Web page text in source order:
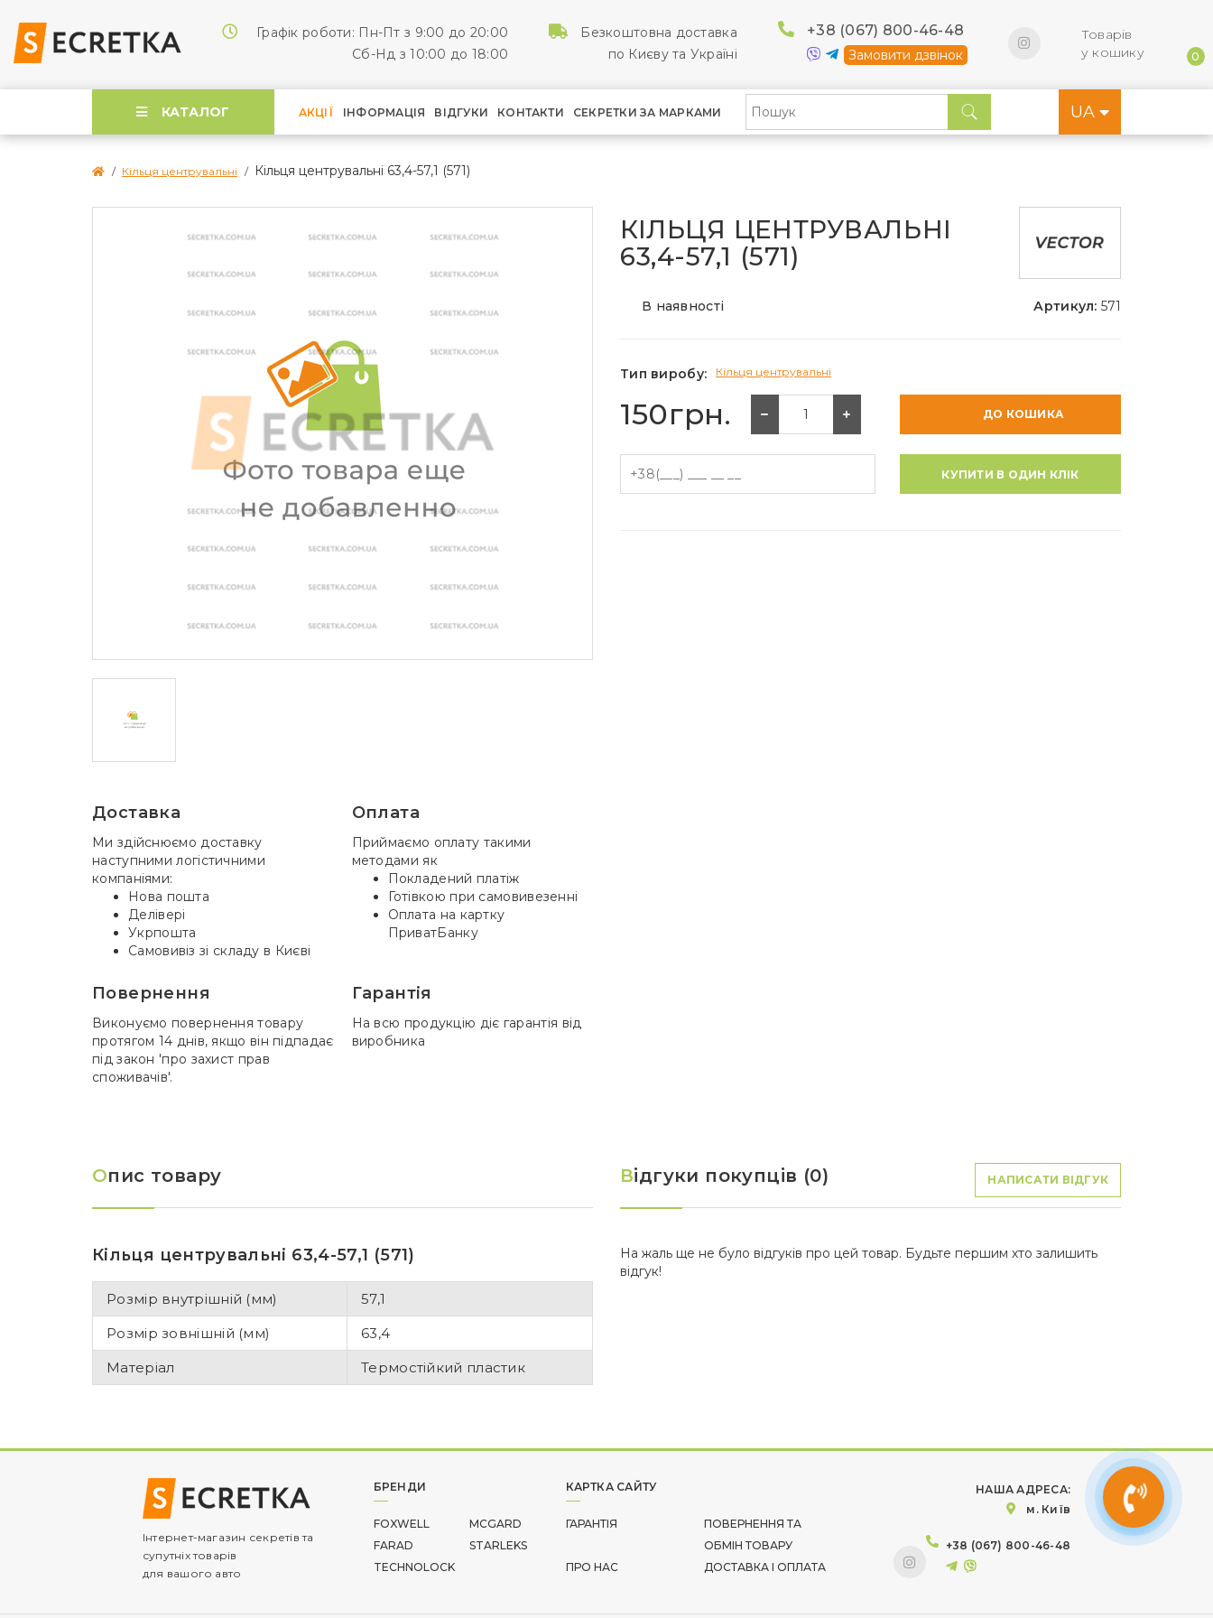
Графік роботи: Пн-Пт з 9:00 до 20:00
Cб-Нд з 10:00 до 18:00
Безкоштовна доставка
по Києву та Україні
+38 (067) 800-46-48
Замовити дзвінок
Товарів
у кошику
0
КАТАЛОГ АКЦІЇ ІНФОРМАЦІЯ ВІДГУКИ КОНТАКТИ СЕКРЕТКИ ЗА МАРКАМИ UA
Кільця центрувальні Кільця центрувальні 63,4-57,1 (571)
Доставка
Ми здійснюємо доставку
наступними логістичними
компаніями:
Нова пошта
Делівері
Укрпошта
Самовивіз зі складу в Києві
Оплата
Приймаємо оплату такими
методами як
Покладений платіж
Готівкою при самовивезенні
Оплата на картку
ПриватБанку
Повернення
Виконуємо повернення товару
протягом 14 днів, якщо він підпадає
під закон 'про захист прав
споживачів'.
Гарантія
На всю продукцію діє гарантія від
виробника
КІЛЬЦЯ ЦЕНТРУВАЛЬНІ
63,4-57,1 (571)
В наявності Артикул: 571
Тип виробу: Кільця центрувальні
150грн. ДО КОШИКА
КУПИТИ В ОДИН КЛІК
Опис товару
Кільця центрувальні 63,4-57,1 (571)
Розмір внутрішній (мм)
57,1
Розмір зовнішній (мм)
63,4
Матеріал
Термостійкий пластик
Відгуки покупців (0) НАПИСАТИ ВІДГУК
На жаль ще не було відгуків про цей товар. Будьте першим хто залишить
відгук!
Інтернет-магазин секретів та
супутніх товарів
для вашого авто
БРЕНДИ
FOXWELL
MCGARD
FARAD
STARLEKS
TECHNOLOCK
КАРТКА САЙТУ
ГАРАНТІЯ
ПОВЕРНЕННЯ ТА
ОБМІН ТОВАРУ
ПРО НАС
ДОСТАВКА І ОПЛАТА
НАША АДРЕСА:
м. Київ
+38 (067) 800-46-48